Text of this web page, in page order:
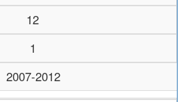
12
1
2007-2012